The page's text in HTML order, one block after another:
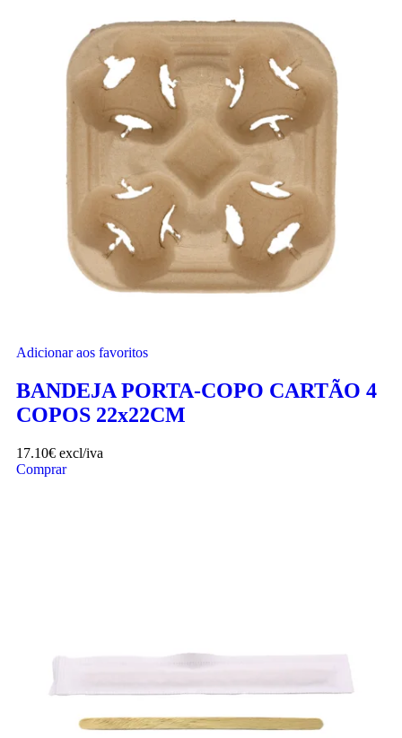
Adicionar aos favoritos
BANDEJA PORTA-COPO CARTÃO 4
COPOS 22x22CM
17.10€ excl/iva
Comprar